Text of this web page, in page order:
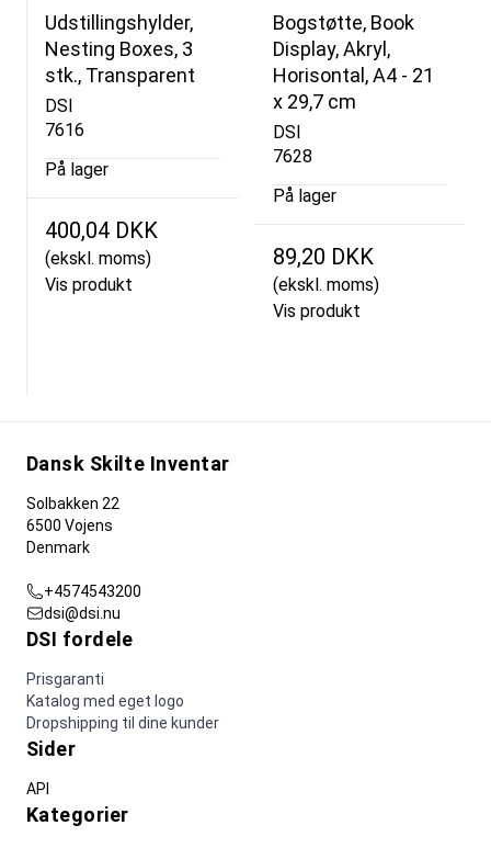
Udstillingshylder,
Nesting Boxes, 3
stk., Transparent
DSI
7616
På lager
400,04 DKK
(ekskl. moms)
Vis produkt
Bogstøtte, Book
Display, Akryl,
Horisontal, A4 - 21
x 29,7 cm
DSI
7628
På lager
89,20 DKK
(ekskl. moms)
Vis produkt
Dansk Skilte Inventar
Solbakken 22
6500 Vojens
Denmark
+4574543200
dsi@dsi.nu
DSI fordele
Prisgaranti
Katalog med eget logo
Dropshipping til dine kunder
Sider
API
Kategorier